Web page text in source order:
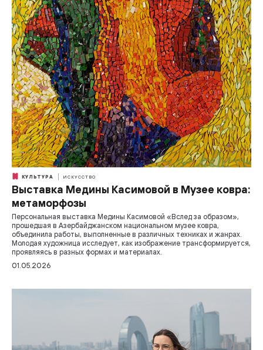
КУЛЬТУРА ИСКУССТВО
Выставка Медины Касимовой в Музее ковра:
метаморфозы
Персональная выставка Медины Касимовой «Вслед за образом»,
прошедшая в Азербайджанском национальном музее ковра,
объединила работы, выполненные в различных техниках и жанрах.
Молодая художница исследует, как изображение трансформируется,
проявляясь в разных формах и материалах.
01.05.2026